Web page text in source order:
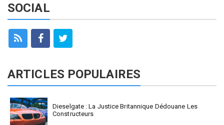
SOCIAL
ARTICLES POPULAIRES
Dieselgate : La Justice Britannique Dédouane Les
Constructeurs